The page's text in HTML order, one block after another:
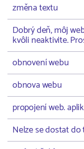
změna textu
Dobrý deň, môj
kvôli neaktivite.
obnovení webu
obnova webu
propojení web.
Nelze se dostat